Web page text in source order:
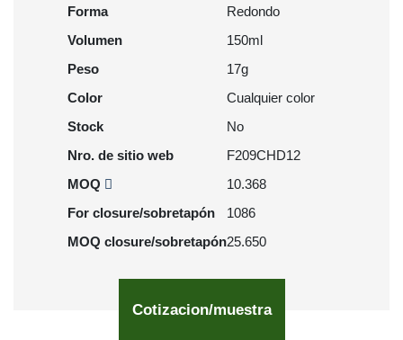
Forma
Redondo
Volumen
150ml
Peso
17g
Color
Cualquier color
Stock
No
Nro. de sitio web
F209CHD12
MOQ
10.368
For closure/sobretapón
1086
MOQ closure/sobretapón25.650
Cotizacion/muestra